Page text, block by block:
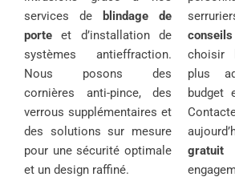
services de
blindage de
porte et d’installation de
systèmes antieffraction.
Nous posons des
cornières anti-pince, des
verrous supplémentaires et
des solutions sur mesure
pour une sécurité optimale
et un design raffiné.
choisir
plus
budget
gratuit